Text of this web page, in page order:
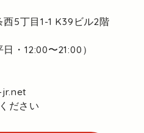
5丁目1-1 K39ビル2階
日・12:00〜21:00）
ださい